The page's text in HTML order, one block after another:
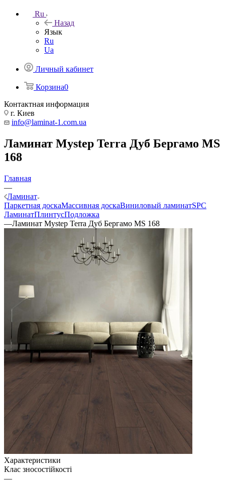
Ru
Назад
Язык
Ru
Ua
Личный кабинет
Корзина0
Контактная информация
г. Киев
info@laminat-1.com.ua
Ламинат Mystep Terra Дуб Бергамо MS
168
Главная
—
Ламинат
Паркетная доскаМассивная доскаВиниловый ламинатSPC
ЛаминатПлинтусПодложка
—Ламинат Mystep Terra Дуб Бергамо MS 168
Характеристики
Клас зносостійкості
—